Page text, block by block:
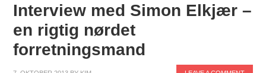
Interview med Simon Elkjær –
en rigtig nørdet
forretningsmand